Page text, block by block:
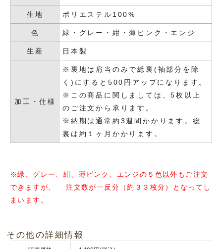
生地 ポリエステル100%
色 緑・グレー・紺・薄ピンク・エンジ
生産 日本製
加工・仕様
※裏地は肩当のみで総裏(袖部分を除
く)にすると500円アップになります。
※この商品に関しましては、5枚以上
のご注文から承ります。
※納期は通常約3週間かかります。総
裏は約１ヶ月かかります。
※緑、グレー、紺、薄ピンク、エンジの５色以外もご注文
できますが、 注文数が一反分（約３３枚分）となってし
まいます。
その他の詳細情報